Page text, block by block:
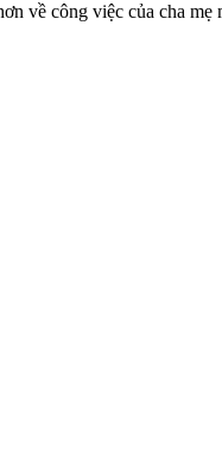
về công việc của cha mẹ